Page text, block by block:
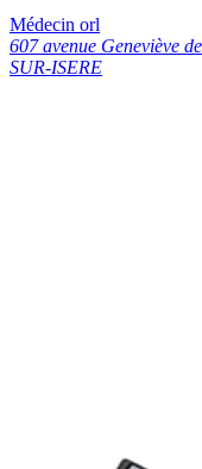
Médecin orl
607 avenue Geneviève
SUR-ISERE